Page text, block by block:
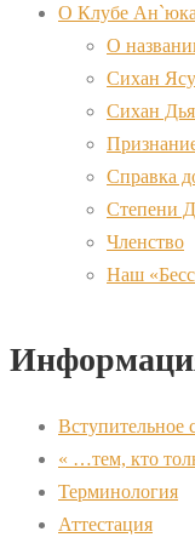
О Клубе
О
Сихан
Сихан
Справка
Степени
Членство
Наш
Вступительное
« …тем, кто
Терминология
Аттестация